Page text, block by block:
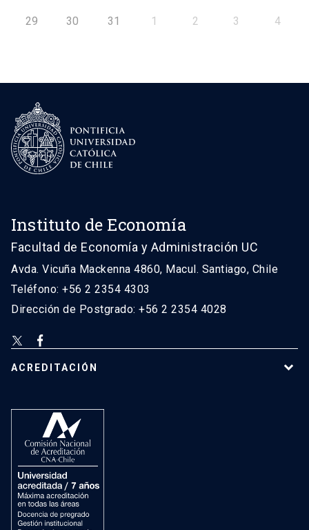
29 30 31 1 2 3 4
Instituto de Economía
Facultad de Economía y Administración UC
Avda. Vicuña Mackenna 4860, Macul. Santiago, Chile
Teléfono: +56 2 2354 4303
Dirección de Postgrado: +56 2 2354 4028
ACREDITACIÓN